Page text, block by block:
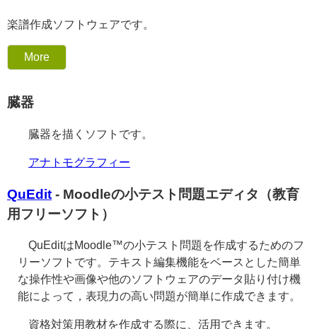
楽譜作成ソフトウェアです。
More
臓器
臓器を描くソフトです。
アナトモグラフィー
QuEdit - Moodleの小テスト問題エディタ（教育
用フリーソフト）
QuEditはMoodle™の小テスト問題を作成するためのフ
リーソフトです。テキスト編集機能をベースとした簡単
な操作性や画像や他のソフトウェアのデータ貼り付け機
能によって，表現力の高い問題が簡単に作成できます。
資格対策用教材を作成する際に、活用できます。